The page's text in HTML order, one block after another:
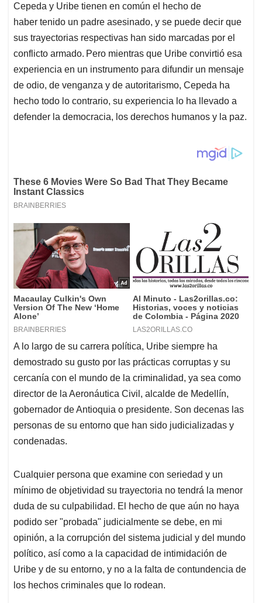
Cepeda y Uribe tienen en común el hecho de
haber tenido un padre asesinado, y se puede decir que
sus trayectorias respectivas han sido marcadas por el
conflicto armado. Pero mientras que Uribe convirtió esa
experiencia en un instrumento para difundir un mensaje
de odio, de venganza y de autoritarismo, Cepeda ha
hecho todo lo contrario, su experiencia lo ha llevado a
defender la democracia, los derechos humanos y la paz.
A lo largo de su carrera política, Uribe siempre ha
demostrado su gusto por las prácticas corruptas y su
cercanía con el mundo de la criminalidad, ya sea como
director de la Aeronáutica Civil, alcalde de Medellín,
gobernador de Antioquia o presidente. Son decenas las
personas de su entorno que han sido judicializadas y
condenadas.
Cualquier persona que examine con seriedad y un
mínimo de objetividad su trayectoria no tendrá la menor
duda de su culpabilidad. El hecho de que aún no haya
podido ser "probada" judicialmente se debe, en mi
opinión, a la corrupción del sistema judicial y del mundo
político, así como a la capacidad de intimidación de
Uribe y de su entorno, y no a la falta de contundencia de
los hechos criminales que lo rodean.